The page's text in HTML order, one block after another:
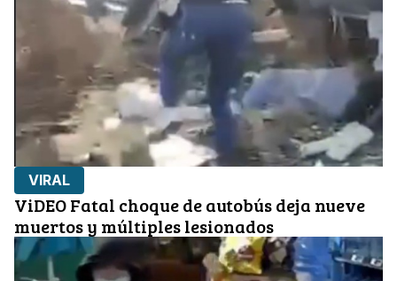
VIRAL
ViDEO Fatal choque de autobús deja nueve
muertos y múltiples lesionados